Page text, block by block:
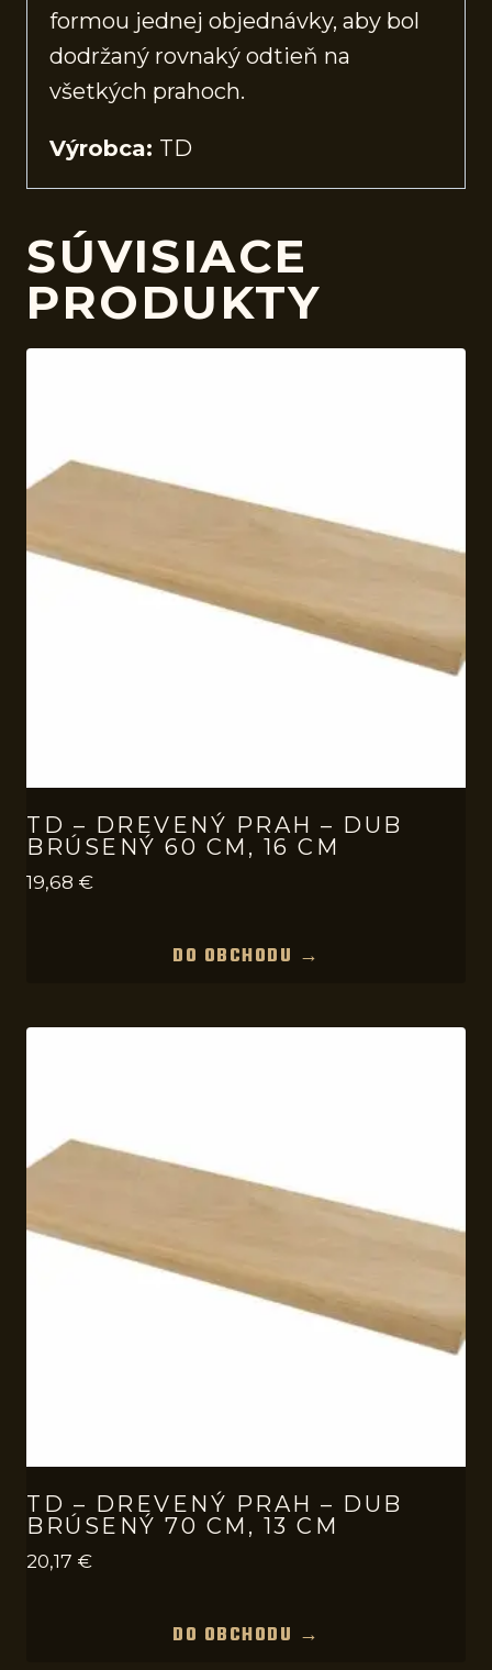
formou jednej objednávky, aby bol
dodržaný rovnaký odtieň na
všetkých prahoch.
Výrobca: TD
SÚVISIACE
PRODUKTY
TD – DREVENÝ PRAH – DUB
BRÚSENÝ 60 CM, 16 CM
19,68 €
DO OBCHODU →
TD – DREVENÝ PRAH – DUB
BRÚSENÝ 70 CM, 13 CM
20,17 €
DO OBCHODU →